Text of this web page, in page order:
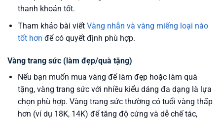
thanh khoản tốt.
Tham khảo bài viết Vàng nhẫn và vàng miếng loại nào
tốt hơn để có quyết định phù hợp.
Vàng trang sức (làm đẹp/quà tặng)
Nếu bạn muốn mua vàng để làm đẹp hoặc làm quà
tặng, vàng trang sức với nhiều kiểu dáng đa dạng là lựa
chọn phù hợp. Vàng trang sức thường có tuổi vàng thấp
hơn (ví dụ 18K, 14K) để tăng độ cứng và dễ chế tác,